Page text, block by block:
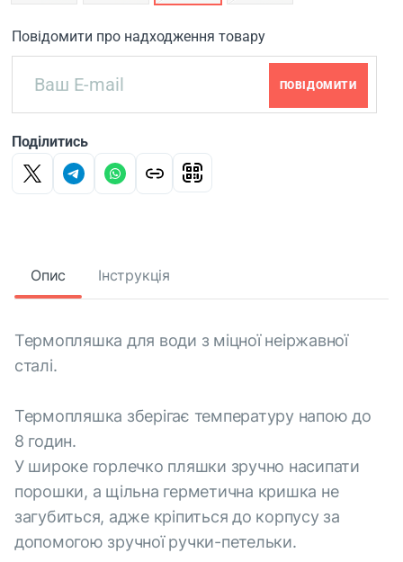
Повідомити про надходження товару
ПОВІДОМИТИ
Поділитись
Опис Інструкція
Термопляшка для води з міцної неіржавної
сталі.
Термопляшка зберігає температуру напою до
8 годин.
У широке горлечко пляшки зручно насипати
порошки, а щільна герметична кришка не
загубиться, адже кріпиться до корпусу за
допомогою зручної ручки-петельки.